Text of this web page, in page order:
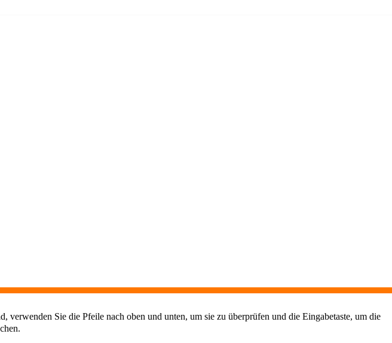
verwenden Sie die Pfeile nach oben und unten, um sie zu überprüfen und die Eingabetaste, um die